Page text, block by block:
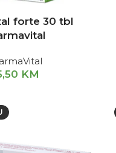
forte 30 tbl
KM